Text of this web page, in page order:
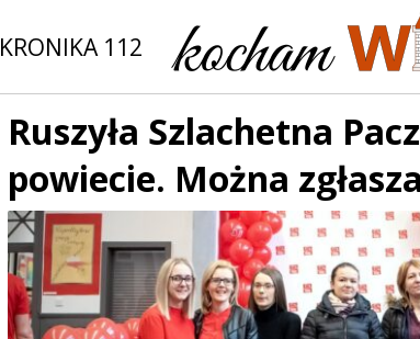
KRONIKA 112
Ruszyła Szlachetna
powiecie. Można